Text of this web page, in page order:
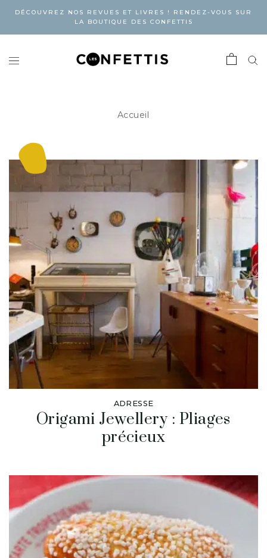
DÉCOUVREZ NOS REVUES ET LIVRES ! RENDEZ-VOUS SUR
LA BOUTIQUE DES CONFETTIS
Accueil
ADRESSE
Origami Jewellery : Pliages
précieux